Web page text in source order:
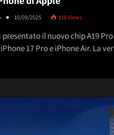
10/09/2025 118Views
presentato il nuovo chip A19
17 Pro e iPhone Air. La